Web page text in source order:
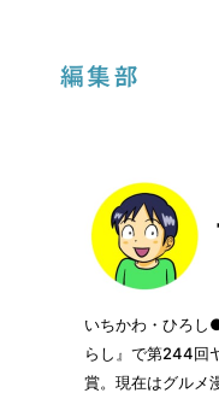
いちかわ・ひろし
らし』で第244回
賞。現在はグルメ